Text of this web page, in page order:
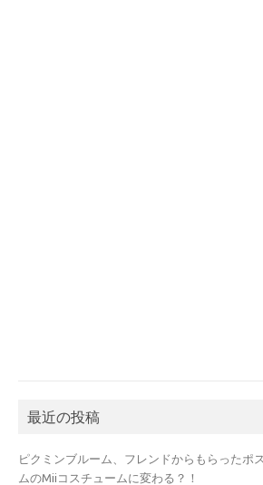
最近の投稿
ピクミンブルーム、フレンドからもらったポ
ムのMiiコスチュームに変わる？！